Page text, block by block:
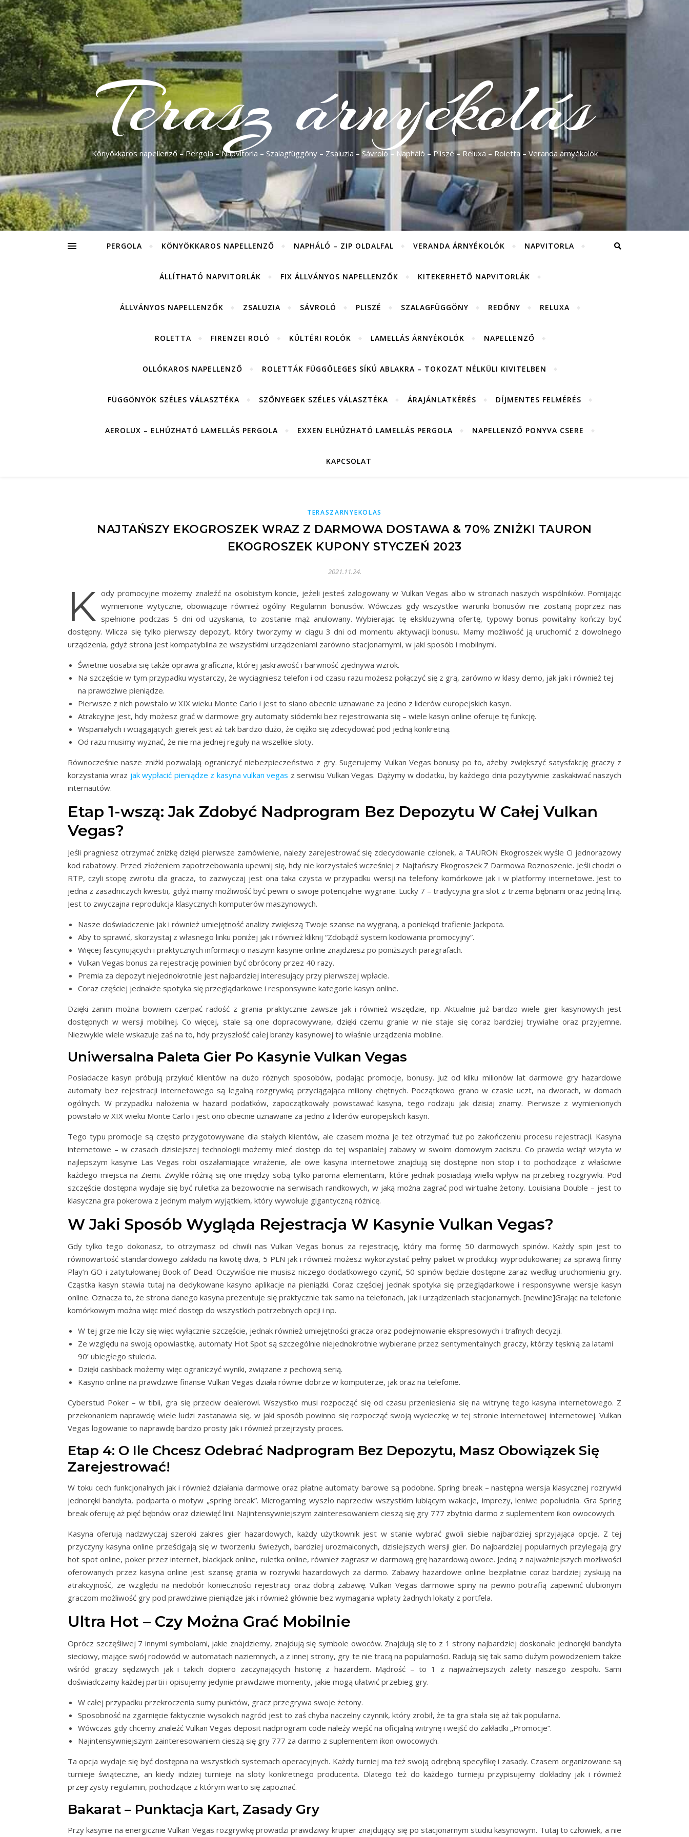
Terasz árnyékolás
Könyökkaros napellenző – Pergola – Napvitorla – Szalagfüggöny – Zsaluzia – Sávroló – Napháló – Pliszé – Reluxa – Roletta – Veranda árnyékolók
PERGOLA KÖNYÖKKAROS NAPELLENZŐ NAPHÁLÓ – ZIP OLDALFAL VERANDA ÁRNYÉKOLÓK NAPVITORLA
ÁLLÍTHATÓ NAPVITORLÁK FIX ÁLLVÁNYOS NAPELLENZŐK KITEKERHETŐ NAPVITORLÁK
ÁLLVÁNYOS NAPELLENZŐK ZSALUZIA SÁVROLÓ PLISZÉ SZALAGFÜGGÖNY REDŐNY RELUXA
ROLETTA FIRENZEI ROLÓ KÜLTÉRI ROLÓK LAMELLÁS ÁRNYÉKOLÓK NAPELLENZŐ
OLLÓKAROS NAPELLENZŐ ROLETTÁK FÜGGŐLEGES SÍKÚ ABLAKRA – TOKOZAT NÉLKÜLI KIVITELBEN
FÜGGÖNYÖK SZÉLES VÁLASZTÉKA SZŐNYEGEK SZÉLES VÁLASZTÉKA ÁRAJÁNLATKÉRÉS DÍJMENTES FELMÉRÉS
AEROLUX – ELHÚZHATÓ LAMELLÁS PERGOLA EXXEN ELHÚZHATÓ LAMELLÁS PERGOLA NAPELLENZŐ PONYVA CSERE
KAPCSOLAT
TERASZARNYEKOLAS
NAJTAŃSZY EKOGROSZEK WRAZ Z DARMOWA DOSTAWA & 70% ZNIŻKI TAURON
EKOGROSZEK KUPONY STYCZEŃ 2023
2021.11.24.
K ody promocyjne możemy znaleźć na osobistym koncie, jeżeli jesteś zalogowany w Vulkan Vegas albo w stronach naszych wspólników. Pomijając
wymienione wytyczne, obowiązuje również ogólny Regulamin bonusów. Wówczas gdy wszystkie warunki bonusów nie zostaną poprzez nas
spełnione podczas 5 dni od uzyskania, to zostanie mąż anulowany. Wybierając tę ekskluzywną ofertę, typowy bonus powitalny kończy być
dostępny. Wlicza się tylko pierwszy depozyt, który tworzymy w ciągu 3 dni od momentu aktywacji bonusu. Mamy możliwość ją uruchomić z dowolnego
urządzenia, gdyż strona jest kompatybilna ze wszystkimi urządzeniami zarówno stacjonarnymi, w jaki sposób i mobilnymi.
Świetnie uosabia się także oprawa graficzna, której jaskrawość i barwność zjednywa wzrok.
Na szczęście w tym przypadku wystarczy, że wyciągniesz telefon i od czasu razu możesz połączyć się z grą, zarówno w klasy demo, jak jak i również tej
na prawdziwe pieniądze.
Pierwsze z nich powstało w XIX wieku Monte Carlo i jest to siano obecnie uznawane za jedno z liderów europejskich kasyn.
Atrakcyjne jest, hdy możesz grać w darmowe gry automaty siódemki bez rejestrowania się – wiele kasyn online oferuje tę funkcję.
Wspaniałych i wciągających gierek jest aż tak bardzo dużo, że ciężko się zdecydować pod jedną konkretną.
Od razu musimy wyznać, że nie ma jednej reguły na wszelkie sloty.
Równocześnie nasze zniżki pozwalają ograniczyć niebezpieczeństwo z gry. Sugerujemy Vulkan Vegas bonusy po to, ażeby zwiększyć satysfakcję graczy z
korzystania wraz jak wypłacić pieniądze z kasyna vulkan vegas z serwisu Vulkan Vegas. Dążymy w dodatku, by każdego dnia pozytywnie zaskakiwać naszych
internautów.
Etap 1-wszą: Jak Zdobyć Nadprogram Bez Depozytu W Całej Vulkan
Vegas?
Jeśli pragniesz otrzymać zniżkę dzięki pierwsze zamówienie, należy zarejestrować się zdecydowanie członek, a TAURON Ekogroszek wyśle Ci jednorazowy
kod rabatowy. Przed złożeniem zapotrzebowania upewnij się, hdy nie korzystałeś wcześniej z Najtańszy Ekogroszek Z Darmowa Roznoszenie. Jeśli chodzi o
RTP, czyli stopę zwrotu dla gracza, to zazwyczaj jest ona taka czysta w przypadku wersji na telefony komórkowe jak i w platformy internetowe. Jest to
jedna z zasadniczych kwestii, gdyż mamy możliwość być pewni o swoje potencjalne wygrane. Lucky 7 – tradycyjna gra slot z trzema bębnami oraz jedną linią.
Jest to zwyczajna reprodukcja klasycznych komputerów maszynowych.
Nasze doświadczenie jak i również umiejętność analizy zwiększą Twoje szanse na wygraną, a poniekąd trafienie Jackpota.
Aby to sprawić, skorzystaj z własnego linku poniżej jak i również kliknij “Zdobądź system kodowania promocyjny”.
Więcej fascynujących i praktycznych informacji o naszym kasynie online znajdziesz po poniższych paragrafach.
Vulkan Vegas bonus za rejestrację powinien być obrócony przez 40 razy.
Premia za depozyt niejednokrotnie jest najbardziej interesujący przy pierwszej wpłacie.
Coraz częściej jednakże spotyka się przeglądarkowe i responsywne kategorie kasyn online.
Dzięki zanim można bowiem czerpać radość z grania praktycznie zawsze jak i również wszędzie, np. Aktualnie już bardzo wiele gier kasynowych jest
dostępnych w wersji mobilnej. Co więcej, stale są one dopracowywane, dzięki czemu granie w nie staje się coraz bardziej trywialne oraz przyjemne.
Niezwykle wiele wskazuje zaś na to, hdy przyszłość całej branży kasynowej to właśnie urządzenia mobilne.
Uniwersalna Paleta Gier Po Kasynie Vulkan Vegas
Posiadacze kasyn próbują przykuć klientów na dużo różnych sposobów, podając promocje, bonusy. Już od kilku milionów lat darmowe gry hazardowe
automaty bez rejestracji internetowego są legalną rozgrywką przyciągająca miliony chętnych. Początkowo grano w czasie uczt, na dworach, w domach
ogólnych. W przypadku nałożenia w hazard podatków, zapoczątkowały powstawać kasyna, tego rodzaju jak dzisiaj znamy. Pierwsze z wymienionych
powstało w XIX wieku Monte Carlo i jest ono obecnie uznawane za jedno z liderów europejskich kasyn.
Tego typu promocje są często przygotowywane dla stałych klientów, ale czasem można je też otrzymać tuż po zakończeniu procesu rejestracji. Kasyna
internetowe – w czasach dzisiejszej technologii możemy mieć dostęp do tej wspaniałej zabawy w swoim domowym zaciszu. Co prawda wciąż wizyta w
najlepszym kasynie Las Vegas robi oszałamiające wrażenie, ale owe kasyna internetowe znajdują się dostępne non stop i to pochodzące z właściwie
każdego miejsca na Ziemi. Zwykle różnią się one między sobą tylko paroma elementami, które jednak posiadają wielki wpływ na przebieg rozgrywki. Pod
szczęście dostępna wydaje się być ruletka za bezowocnie na serwisach randkowych, w jaką można zagrać pod wirtualne żetony. Louisiana Double – jest to
klasyczna gra pokerowa z jednym małym wyjątkiem, który wywołuje gigantyczną różnicę.
W Jaki Sposób Wygląda Rejestracja W Kasynie Vulkan Vegas?
Gdy tylko tego dokonasz, to otrzymasz od chwili nas Vulkan Vegas bonus za rejestrację, który ma formę 50 darmowych spinów. Każdy spin jest to
równowartość standardowego zakładu na kwotę dwa, 5 PLN jak i również możesz wykorzystać pełny pakiet w produkcji wyprodukowanej za sprawą firmy
Play’n GO i zatytułowanej Book of Dead. Oczywiście nie musisz niczego dodatkowego czynić, 50 spinów będzie dostępne zaraz według uruchomieniu gry.
Cząstka kasyn stawia tutaj na dedykowane kasyno aplikacje na pieniążki. Coraz częściej jednak spotyka się przeglądarkowe i responsywne wersje kasyn
online. Oznacza to, że strona danego kasyna prezentuje się praktycznie tak samo na telefonach, jak i urządzeniach stacjonarnych. [newline]Grając na telefonie
komórkowym można więc mieć dostęp do wszystkich potrzebnych opcji i np.
W tej grze nie liczy się więc wyłącznie szczęście, jednak również umiejętności gracza oraz podejmowanie ekspresowych i trafnych decyzji.
Ze względu na swoją opowiastkę, automaty Hot Spot są szczególnie niejednokrotnie wybierane przez sentymentalnych graczy, którzy tęsknią za latami
90’ ubiegłego stulecia.
Dzięki cashback możemy więc ograniczyć wyniki, związane z pechową serią.
Kasyno online na prawdziwe finanse Vulkan Vegas działa równie dobrze w komputerze, jak oraz na telefonie.
Cyberstud Poker – w tibii, gra się przeciw dealerowi. Wszystko musi rozpocząć się od czasu przeniesienia się na witrynę tego kasyna internetowego. Z
przekonaniem naprawdę wiele ludzi zastanawia się, w jaki sposób powinno się rozpocząć swoją wycieczkę w tej stronie internetowej internetowej. Vulkan
Vegas logowanie to naprawdę bardzo prosty jak i również przejrzysty proces.
Etap 4: O Ile Chcesz Odebrać Nadprogram Bez Depozytu, Masz Obowiązek Się
Zarejestrować!
W toku cech funkcjonalnych jak i również działania darmowe oraz płatne automaty barowe są podobne. Spring break – następna wersja klasycznej rozrywki
jednoręki bandyta, podparta o motyw „spring break”. Microgaming wyszło naprzeciw wszystkim lubiącym wakacje, imprezy, leniwe popołudnia. Gra Spring
break oferuję aż pięć bębnów oraz dziewięć linii. Najintensywniejszym zainteresowaniem cieszą się gry 777 zbytnio darmo z suplementem ikon owocowych.
Kasyna oferują nadzwyczaj szeroki zakres gier hazardowych, każdy użytkownik jest w stanie wybrać gwoli siebie najbardziej sprzyjająca opcje. Z tej
przyczyny kasyna online prześcigają się w tworzeniu świeżych, bardziej urozmaiconych, dzisiejszych wersji gier. Do najbardziej popularnych przylegają gry
hot spot online, poker przez internet, blackjack online, ruletka online, również zagrasz w darmową grę hazardową owoce. Jedną z najważniejszych możliwości
oferowanych przez kasyna online jest szansę grania w rozrywki hazardowych za darmo. Zabawy hazardowe online bezpłatnie coraz bardziej zyskują na
atrakcyjność, ze względu na niedobór konieczności rejestracji oraz dobrą zabawę. Vulkan Vegas darmowe spiny na pewno potrafią zapewnić ulubionym
graczom możliwość gry pod prawdziwe pieniądze jak i również głównie bez wymagania wpłaty żadnych lokaty z portfela.
Ultra Hot – Czy Można Grać Mobilnie
Oprócz szczęśliwej 7 innymi symbolami, jakie znajdziemy, znajdują się symbole owoców. Znajdują się to z 1 strony najbardziej doskonałe jednoręki bandyta
sieciowy, mające swój rodowód w automatach naziemnych, a z innej strony, gry te nie tracą na popularności. Radują się tak samo dużym powodzeniem także
wśród graczy sędziwych jak i takich dopiero zaczynających historię z hazardem. Mądrość – to 1 z najważniejszych zalety naszego zespołu. Sami
doświadczamy każdej partii i opisujemy jedynie prawdziwe momenty, jakie mogą ułatwić przebieg gry.
W całej przypadku przekroczenia sumy punktów, gracz przegrywa swoje żetony.
Sposobność na zgarnięcie faktycznie wysokich nagród jest to zaś chyba naczelny czynnik, który zrobił, że ta gra stała się aż tak popularna.
Wówczas gdy chcemy znaleźć Vulkan Vegas deposit nadprogram code należy wejść na oficjalną witrynę i wejść do zakładki „Promocje”.
Najintensywniejszym zainteresowaniem cieszą się gry 777 za darmo z suplementem ikon owocowych.
Ta opcja wydaje się być dostępna na wszystkich systemach operacyjnych. Każdy turniej ma też swoją odrębną specyfikę i zasady. Czasem organizowane są
turnieje świąteczne, an kiedy indziej turnieje na sloty konkretnego producenta. Dlatego też do każdego turnieju przypisujemy dokładny jak i również
przejrzysty regulamin, pochodzące z którym warto się zapoznać.
Bakarat – Punktacja Kart, Zasady Gry
Przy kasynie na energicznie Vulkan Vegas rozgrywkę prowadzi prawdziwy krupier znajdujący się po stacjonarnym studiu kasynowym. Tutaj to człowiek, a nie